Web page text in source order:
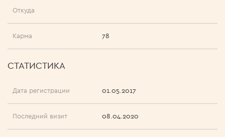
Откуда
Карма 78
СТАТИСТИКА
Дата регистрации 01.05.2017
Последний визит 08.04.2020